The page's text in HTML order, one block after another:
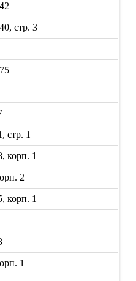
стр. 3
стр. 1
корп. 1
2
корп. 1
1